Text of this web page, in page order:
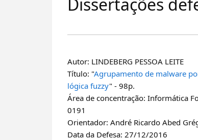
Autor: LINDEBERG PESSOA LEITE
Título: "Agrupamento de malware
lógica fuzzy" - 98p.
Área de concentração: Informática
0191
Orientador: André Ricardo Abed
Data da Defesa: 27/12/2016